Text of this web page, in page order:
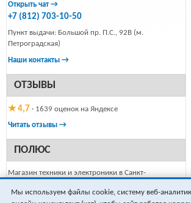
Открыть чат →
+7 (812) 703-10-50
Пункт выдачи: Большой пр. П.С., 92В (м.
Петроградская)
Наши контакты →
ОТЗЫВЫ
★ 4,7 · 1639 оценок на Яндексе
Читать отзывы →
ПОЛЮС
Магазин техники и электроники в Санкт-
Только новый товар в заводской упаковке,
Мы используем файлы cookie, систему веб-